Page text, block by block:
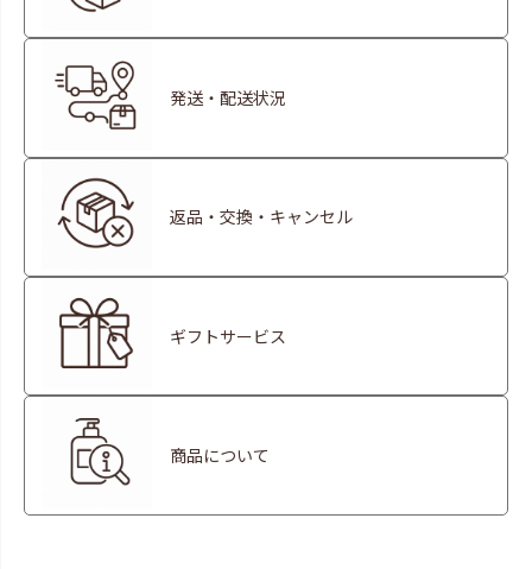
発送・配送状況
返品・交換・キャンセル
ギフトサービス
商品について